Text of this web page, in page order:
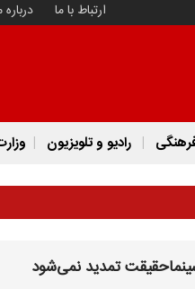
ارتباط با ما درباره
رادیو و تلویزیون
تمدید نمی‌شود